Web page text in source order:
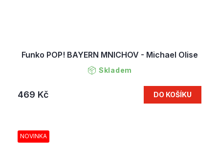
Funko POP! BAYERN MNICHOV - Michael Olise
Skladem
469 Kč DO KOŠÍKU
NOVINKA